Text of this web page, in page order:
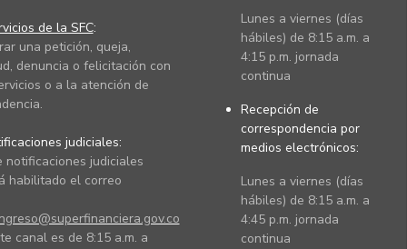
de la SFC:
una petición, queja,
denuncia o felicitación con
o a la atención de
judiciales:
notificaciones judiciales
habilitado el correo
canal es de 8:15 a.m. a
Lunes a viernes (días
hábiles) de 8:15 a.m. a
4:15 p.m. jornada
continua
Recepción de
correspondencia por
medios electrónicos:
Lunes a viernes (días
hábiles) de 8:15 a.m. a
4:45 p.m. jornada
continua